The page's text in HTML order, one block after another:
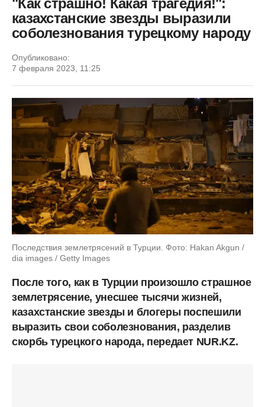
"Как страшно! Какая трагедия!":
казахстанские звезды выразили
соболезнования турецкому народу
Опубликовано:
7 февраля 2023, 11:25
Последствия землетрясений в Турции. Фото: Hakan Akgun /
dia images / Getty Images
После того, как в Турции произошло страшное
землетрясение, унесшее тысячи жизней,
казахстанские звезды и блогеры поспешили
выразить свои соболезнования, разделив
скорбь турецкого народа, передает NUR.KZ.